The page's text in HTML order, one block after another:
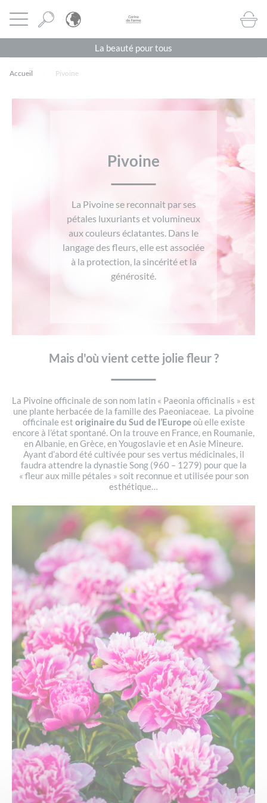
Ouvrir le menu CORINE DE FARME BE
La beauté pour tous
Accueil Pivoine
Pivoine
La Pivoine se reconnait par ses
pétales luxuriants et volumineux
aux couleurs éclatantes. Dans le
langage des fleurs, elle est associée
à la protection, la sincérité et la
générosité.
Mais d'où vient cette jolie fleur ?
La Pivoine officinale de son nom latin « Paeonia officinalis » est
une plante herbacée de la famille des Paeoniaceae. La pivoine
officinale est originaire du Sud de l’Europeoù elle existe
encore à l’état spontané. On la trouve en France, en Roumanie,
en Albanie, en Grèce, en Yougoslavie et en Asie Mineure.
Ayant d’abord été cultivée pour ses vertus médicinales, il
faudra attendre la dynastie Song (960 – 1279) pour que la
« fleur aux mille pétales » soit reconnue et utilisée pour son
esthétique…